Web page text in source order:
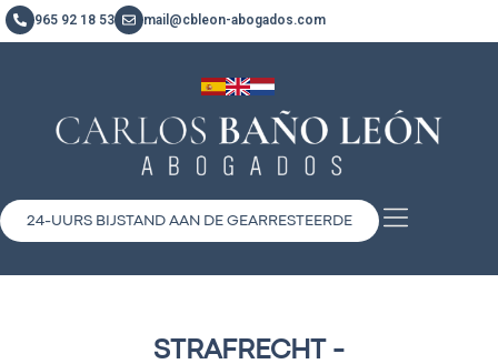
965 92 18 53 mail@cbleon-abogados.com
24-UURS BIJSTAND AAN DE GEARRESTEERDE
STRAFRECHT -